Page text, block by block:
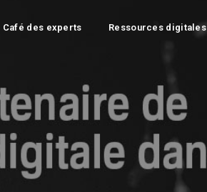
Café des experts
Ressources digitales